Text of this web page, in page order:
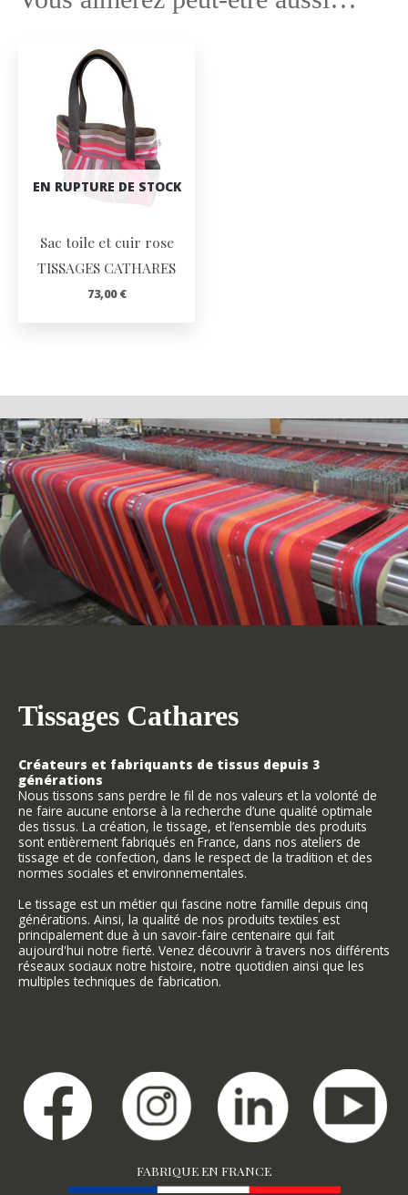
EN RUPTURE DE STOCK
Sac toile et cuir rose
TISSAGES CATHARES
73,00€
Tissages Cathares
Créateurs et fabriquants de tissus depuis 3
générations
Nous tissons sans perdre le fil de nos valeurs et la volonté de
ne faire aucune entorse à la recherche d’une qualité optimale
des tissus. La création, le tissage, et l’ensemble des produits
sont entièrement fabriqués en France, dans nos ateliers de
tissage et de confection, dans le respect de la tradition et des
normes sociales et environnementales.
Le tissage est un métier qui fascine notre famille depuis cinq
générations. Ainsi, la qualité de nos produits textiles est
principalement due à un savoir-faire centenaire qui fait
aujourd'hui notre fierté. Venez découvrir à travers nos différents
réseaux sociaux notre histoire, notre quotidien ainsi que les
multiples techniques de fabrication.
FABRIQUE EN FRANCE